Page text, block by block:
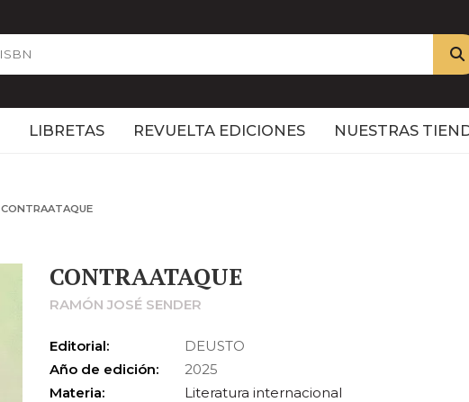
LIBRETAS REVUELTA EDICIONES NUESTRAS
CONTRAATAQUE
CONTRAATAQUE
RAMÓN JOSÉ SENDER
Editorial:
DEUSTO
Año de edición:
2025
Materia:
Literatura internacional